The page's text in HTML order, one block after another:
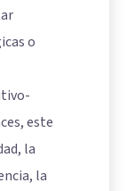
o
este
la
la